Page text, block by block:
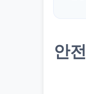
안